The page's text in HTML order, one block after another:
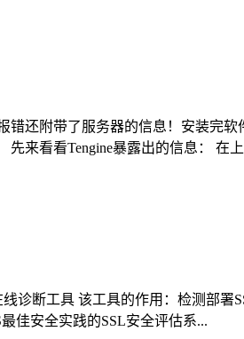
错还附带了服务器的信息！安装完
来看看Tengine暴露出的信息： 在上
断工具 该工具的作用：检测部署
佳安全实践的SSL安全评估系...